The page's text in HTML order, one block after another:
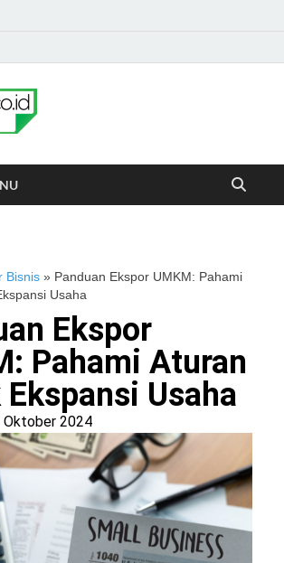
Bisnis » Panduan Ekspor UMKM: Pahami
Usaha
Ekspor
Pahami Aturan
Usaha
Oktober 2024